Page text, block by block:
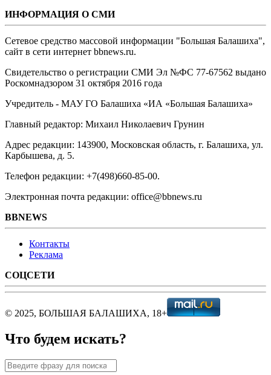
ИНФОРМАЦИЯ О СМИ
Сетевое средство массовой информации "Большая Балашиха",
сайт в сети интернет bbnews.ru.
Свидетельство о регистрации СМИ Эл №ФС ‎77-67562 выдано
Роскомнадзором 31 октября 2016 года
Учредитель - МАУ ГО Балашиха «ИА «Большая Балашиха»
Главный редактор: Михаил Николаевич Грунин
Адрес редакции: 143900, Московская область, г. Балашиха, ул.
Карбышева, д. 5.
Телефон редакции: +7(498)660-85-00.
Электронная почта редакции: office@bbnews.ru
BBNEWS
Контакты
Реклама
СОЦСЕТИ
© 2025, БОЛЬШАЯ БАЛАШИХА, 18+
Что будем искать?